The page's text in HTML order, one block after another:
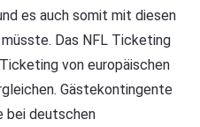
es auch somit mit diesen
Das NFL Ticketing
von europäischen
Gästekontingente
bei deutschen